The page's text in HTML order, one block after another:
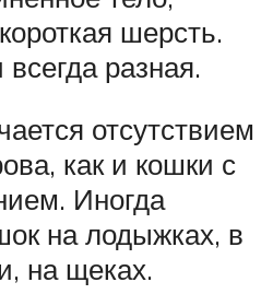
шерсть.
разная.
отсутствием
как и кошки с
Иногда
на лодыжках, в
на щеках.